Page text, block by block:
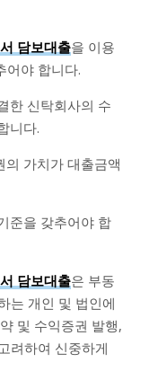
담보대출을 이용
어야 합니다.
한 신탁회사의 수
니다.
가치가 대출금액
준을 갖추어야 합
담보대출은 부동
는 개인 및 법인에
및 수익증권 발행,
려하여 신중하게